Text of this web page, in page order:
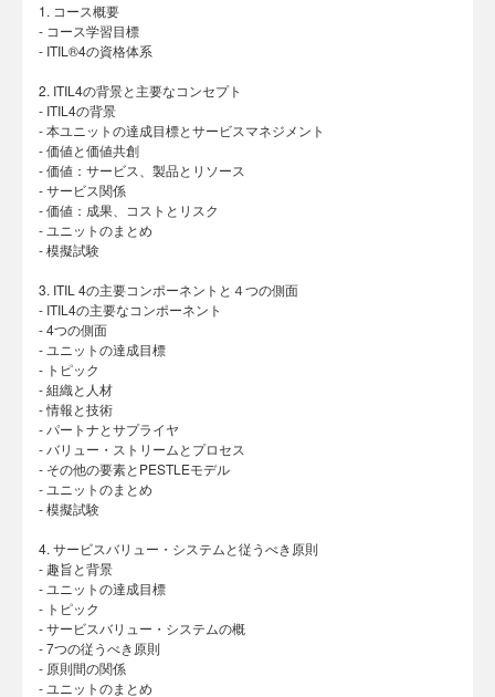
1. コース概要
- コース学習目標
- ITIL®4の資格体系
2. ITIL4の背景と主要なコンセプト
- ITIL4の背景
- 本ユニットの達成目標とサービスマネジメント
- 価値と価値共創
- 価値：サービス、製品とリソース
- サービス関係
- 価値：成果、コストとリスク
- ユニットのまとめ
- 模擬試験
3. ITIL 4の主要コンポーネントと４つの側面
- ITIL4の主要なコンポーネント
- 4つの側面
- ユニットの達成目標
- トピック
- 組織と人材
- 情報と技術
- パートナとサプライヤ
- バリュー・ストリームとプロセス
- その他の要素とPESTLEモデル
- ユニットのまとめ
- 模擬試験
4. サービスバリュー・システムと従うべき原則
- 趣旨と背景
- ユニットの達成目標
- トピック
- サービスバリュー・システムの概
- 7つの従うべき原則
- 原則間の関係
- ユニットのまとめ